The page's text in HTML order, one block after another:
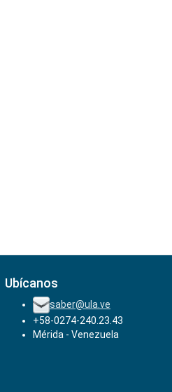
Ubícanos
saber@ula.ve
+58-0274-240.23.43
Mérida - Venezuela